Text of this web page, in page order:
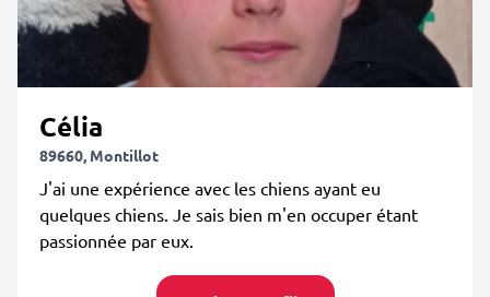
Célia
89660, Montillot
J'ai une expérience avec les chiens ayant eu
quelques chiens. Je sais bien m'en occuper étant
passionnée par eux.